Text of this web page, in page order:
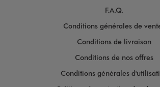
F.A.Q.
Conditions générales de
Conditions de livraison
Conditions de nos offres
Conditions générales